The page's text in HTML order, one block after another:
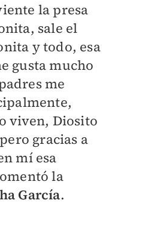
la presa
sale el
y todo, esa
gusta mucho
me
viven, Diosito
gracias a
mí esa
la
García.